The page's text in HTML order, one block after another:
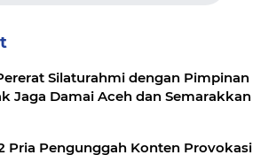
Silaturahmi dengan Pimpinan
Jaga Damai Aceh dan Semarakkan
Pria Pengunggah Konten Provokasi